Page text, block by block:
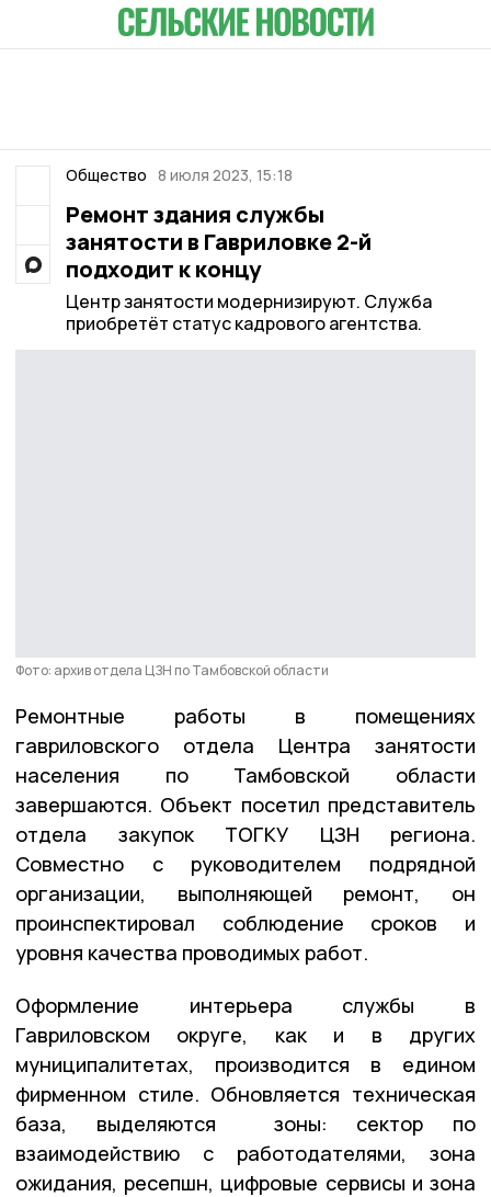
Общество 8 июля 2023, 15:18
Ремонт здания службы
занятости в Гавриловке 2-й
подходит к концу
Центр занятости модернизируют. Служба
приобретёт статус кадрового агентства.
Фото: архив отдела ЦЗН по Тамбовской области
Ремонтные работы в помещениях
гавриловского отдела Центра занятости
населения по Тамбовской области
завершаются. Объект посетил представитель
отдела закупок ТОГКУ ЦЗН региона.
Совместно с руководителем подрядной
организации, выполняющей ремонт, он
проинспектировал соблюдение сроков и
уровня качества проводимых работ.
Оформление интерьера службы в
Гавриловском округе, как и в других
муниципалитетах, производится в едином
фирменном стиле. Обновляется техническая
база, выделяются зоны: сектор по
взаимодействию с работодателями, зона
ожидания, ресепшн, цифровые сервисы и зона